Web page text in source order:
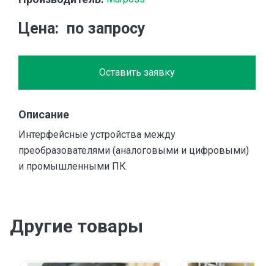
Цена по запросу
Оставить заявку
Описание
Интерфейсные устройства между
преобразователями (аналоговыми и цифровыми)
и промышленными ПК.
Другие товары